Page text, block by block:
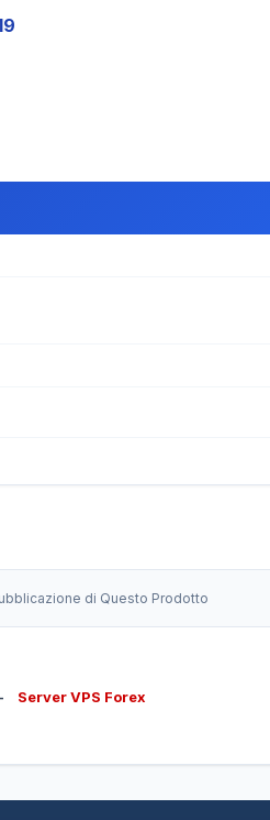
di Questo Prodotto
Server VPS Forex